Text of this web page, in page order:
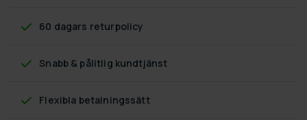
60 dagars returpolicy
Snabb & pålitlig kundtjänst
Flexibla betalningssätt